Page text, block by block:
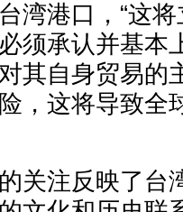
湾港口，“这
须承认并基本
其自身贸易的
，这将导致全
注反映了台